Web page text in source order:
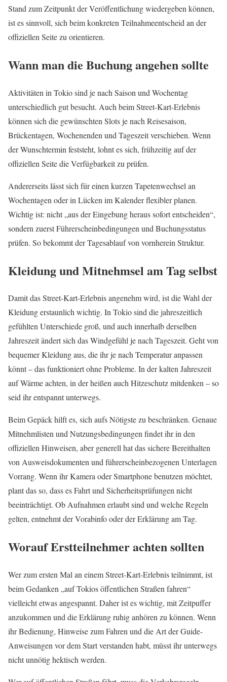
Stand zum Zeitpunkt der Veröffentlichung wiedergeben können,
ist es sinnvoll, sich beim konkreten Teilnahmeentscheid an der
offiziellen Seite zu orientieren.
Wann man die Buchung angehen sollte
Aktivitäten in Tokio sind je nach Saison und Wochentag
unterschiedlich gut besucht. Auch beim Street-Kart-Erlebnis
können sich die gewünschten Slots je nach Reisesaison,
Brückentagen, Wochenenden und Tageszeit verschieben. Wenn
der Wunschtermin feststeht, lohnt es sich, frühzeitig auf der
offiziellen Seite die Verfügbarkeit zu prüfen.
Andererseits lässt sich für einen kurzen Tapetenwechsel an
Wochentagen oder in Lücken im Kalender flexibler planen.
Wichtig ist: nicht „aus der Eingebung heraus sofort entscheiden“,
sondern zuerst Führerscheinbedingungen und Buchungsstatus
prüfen. So bekommt der Tagesablauf von vornherein Struktur.
Kleidung und Mitnehmsel am Tag selbst
Damit das Street-Kart-Erlebnis angenehm wird, ist die Wahl der
Kleidung erstaunlich wichtig. In Tokio sind die jahreszeitlich
gefühlten Unterschiede groß, und auch innerhalb derselben
Jahreszeit ändert sich das Windgefühl je nach Tageszeit. Geht von
bequemer Kleidung aus, die ihr je nach Temperatur anpassen
könnt – das funktioniert ohne Probleme. In der kalten Jahreszeit
auf Wärme achten, in der heißen auch Hitzeschutz mitdenken – so
seid ihr entspannt unterwegs.
Beim Gepäck hilft es, sich aufs Nötigste zu beschränken. Genaue
Mitnehmlisten und Nutzungsbedingungen findet ihr in den
offiziellen Hinweisen, aber generell hat das sichere Bereithalten
von Ausweisdokumenten und führerscheinbezogenen Unterlagen
Vorrang. Wenn ihr Kamera oder Smartphone benutzen möchtet,
plant das so, dass es Fahrt und Sicherheitsprüfungen nicht
beeinträchtigt. Ob Aufnahmen erlaubt sind und welche Regeln
gelten, entnehmt der Vorabinfo oder der Erklärung am Tag.
Worauf Erstteilnehmer achten sollten
Wer zum ersten Mal an einem Street-Kart-Erlebnis teilnimmt, ist
beim Gedanken „auf Tokios öffentlichen Straßen fahren“
vielleicht etwas angespannt. Daher ist es wichtig, mit Zeitpuffer
anzukommen und die Erklärung ruhig anhören zu können. Wenn
ihr Bedienung, Hinweise zum Fahren und die Art der Guide-
Anweisungen vor dem Start verstanden habt, müsst ihr unterwegs
nicht unnötig hektisch werden.